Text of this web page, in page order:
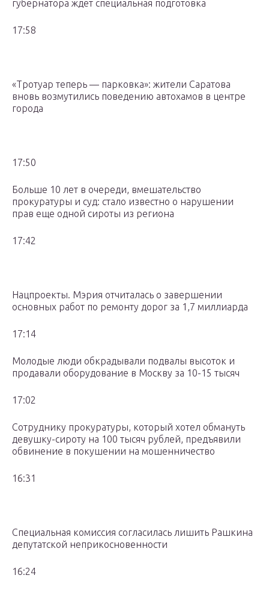
губернатора ждет специальная подготовка
17:58
«Тротуар теперь — парковка»: жители Саратова
вновь возмутились поведению автохамов в центре
города
17:50
Больше 10 лет в очереди, вмешательство
прокуратуры и суд: стало известно о нарушении
прав еще одной сироты из региона
17:42
Нацпроекты. Мэрия отчиталась о завершении
основных работ по ремонту дорог за 1,7 миллиарда
17:14
Молодые люди обкрадывали подвалы высоток и
продавали оборудование в Москву за 10-15 тысяч
17:02
Сотруднику прокуратуры, который хотел обмануть
девушку-сироту на 100 тысяч рублей, предъявили
обвинение в покушении на мошенничество
16:31
Специальная комиссия согласилась лишить Рашкина
депутатской неприкосновенности
16:24